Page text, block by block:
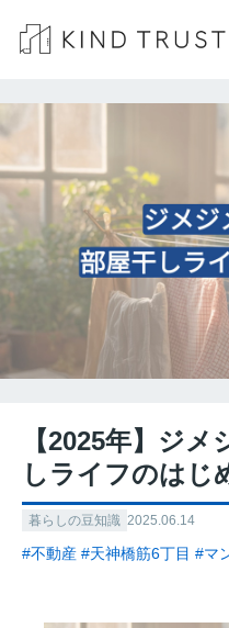
【2025年】ジ
しライフのはじ
暮らしの豆知識 2025.06.14
#不動産 #天神橋筋6丁目 #マ